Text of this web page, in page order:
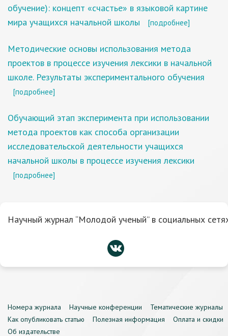
обучение): концепт «счастье» в языковой картине
мира учащихся начальной школы
[подробнее]
Методические основы использования метода
проектов в процессе изучения лексики в начальной
школе. Результаты экспериментального обучения
[подробнее]
Обучающий этап эксперимента при использовании
метода проектов как способа организации
исследовательской деятельности учащихся
начальной школы в процессе изучения лексики
[подробнее]
Научный журнал “Молодой ученый” в социальных
Номера журнала Научные конференции
Тематические журналы
Как опубликовать статью
Полезная информация
Оплата и скидки
Об издательстве